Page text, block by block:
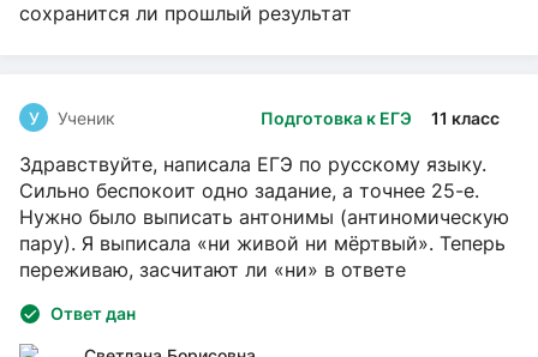
сохранится ли прошлый результат
Подготовка к ЕГЭ 11 класс
У Ученик
Здравствуйте, написала ЕГЭ по русскому языку.
Сильно беспокоит одно задание, а точнее 25-е.
Нужно было выписать антонимы (антиномическую
пару). Я выписала «ни живой ни мёртвый». Теперь
переживаю, засчитают ли «ни» в ответе
Ответ дан